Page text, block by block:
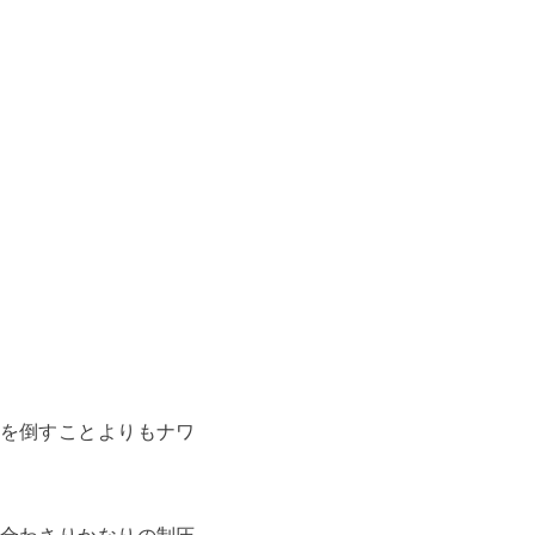
倒すことよりもナワ